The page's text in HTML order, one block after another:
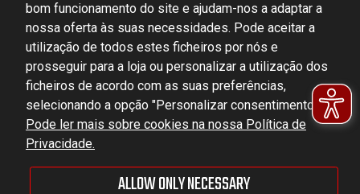
DOMINATOR GROUP Sp. z o.o.
Ludowa 59, 43-514 Kaniów, POLAND
VAT ID No.: 6521751083
dominator@dominator.pl
© Copyright 2022 | Dominator Group Sp. z o. o.
bom funcionamento do site e ajudam-nos a adaptar a
nossa oferta às suas necessidades. Pode aceitar a
utilização de todos estes ficheiros por nós e
prosseguir para a loja ou personalizar a utilização dos
ficheiros de acordo com as suas preferências,
selecionando a opção "Personalizar consentimentos".
Pode ler mais sobre cookies na nossa Política de
Privacidade.
ALLOW ONLY NECESSARY